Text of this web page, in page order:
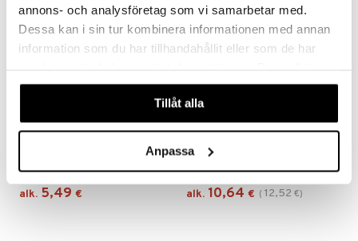
annons- och analysföretag som vi samarbetar med.
Dessa kan i sin tur kombinera informationen med annan
information som du har tillhandahållit eller som de har
våra cookies vid fortsatt användande av vår webbplats.
Tillåt alla
Anpassa
Saatavana useana vaihtoehtona
Brody Leipävuoka hiiliterästä
alk. 5,49 €
Saatavana useana vaihtoehtona
alk. 10,64 € ( 12,52 €)